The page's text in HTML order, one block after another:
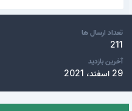
تعداد ارسال ها
211
آخرین بازدید
29 اسفند، 2021